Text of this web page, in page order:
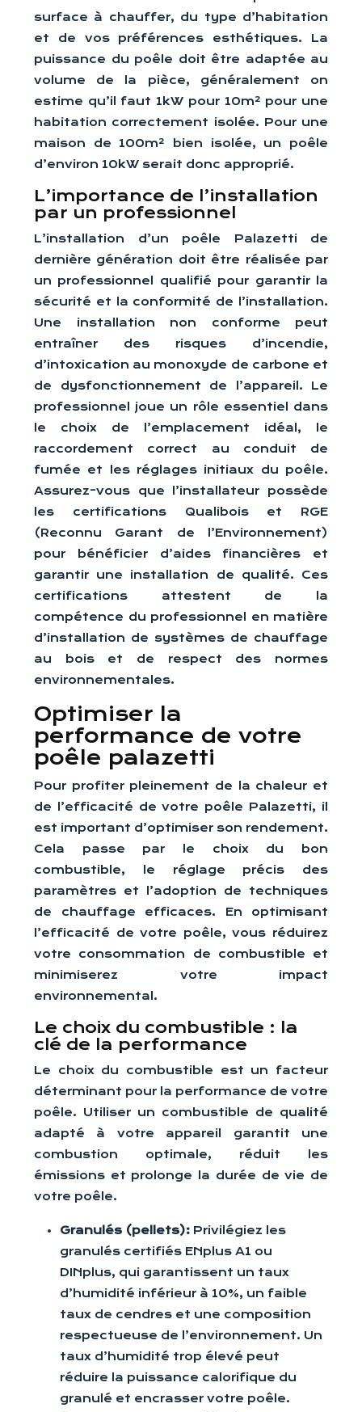
surface à chauffer, du type d’habitation
et de vos préférences esthétiques. La
puissance du poêle doit être adaptée au
volume de la pièce, généralement on
estime qu’il faut 1kW pour 10m² pour une
habitation correctement isolée. Pour une
maison de 100m² bien isolée, un poêle
d’environ 10kW serait donc approprié.
L’importance de l’installation
par un professionnel
L’installation d’un poêle Palazetti de
dernière génération doit être réalisée par
un professionnel qualifié pour garantir la
sécurité et la conformité de l’installation.
Une installation non conforme peut
entraîner des risques d’incendie,
d’intoxication au monoxyde de carbone et
de dysfonctionnement de l’appareil. Le
professionnel joue un rôle essentiel dans
le choix de l’emplacement idéal, le
raccordement correct au conduit de
fumée et les réglages initiaux du poêle.
Assurez-vous que l’installateur possède
les certifications Qualibois et RGE
(Reconnu Garant de l’Environnement)
pour bénéficier d’aides financières et
garantir une installation de qualité. Ces
certifications attestent de la
compétence du professionnel en matière
d’installation de systèmes de chauffage
au bois et de respect des normes
environnementales.
Optimiser la
performance de votre
poêle palazetti
Pour profiter pleinement de la chaleur et
de l’efficacité de votre poêle Palazetti, il
est important d’optimiser son rendement.
Cela passe par le choix du bon
combustible, le réglage précis des
paramètres et l’adoption de techniques
de chauffage efficaces. En optimisant
l’efficacité de votre poêle, vous réduirez
votre consommation de combustible et
minimiserez votre impact
environnemental.
Le choix du combustible : la
clé de la performance
Le choix du combustible est un facteur
déterminant pour la performance de votre
poêle. Utiliser un combustible de qualité
adapté à votre appareil garantit une
combustion optimale, réduit les
émissions et prolonge la durée de vie de
votre poêle.
Granulés (pellets): Privilégiez les
granulés certifiés ENplus A1 ou
DINplus, qui garantissent un taux
d’humidité inférieur à 10%, un faible
taux de cendres et une composition
respectueuse de l’environnement. Un
taux d’humidité trop élevé peut
réduire la puissance calorifique du
granulé et encrasser votre poêle.